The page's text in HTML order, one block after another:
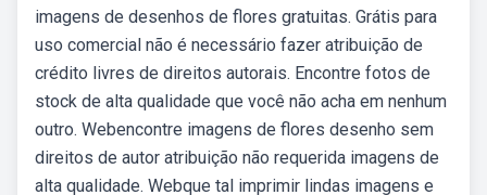
imagens de desenhos de flores gratuitas. Grátis para
uso comercial não é necessário fazer atribuição de
crédito livres de direitos autorais. Encontre fotos de
stock de alta qualidade que você não acha em nenhum
outro. Webencontre imagens de flores desenho sem
direitos de autor atribuição não requerida imagens de
alta qualidade. Webque tal imprimir lindas imagens e